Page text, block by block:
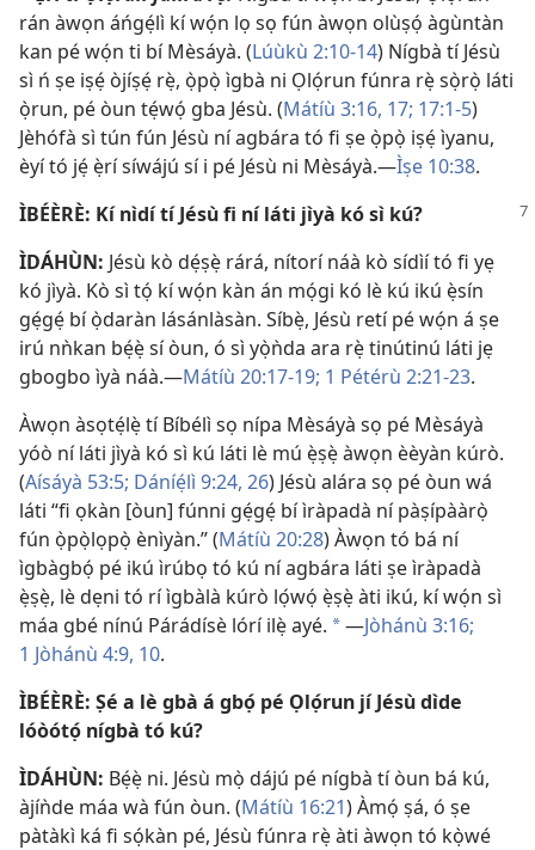
rán àwọn áńgẹ́lì kí wọ́n lọ sọ fún àwọn olùṣọ́ àgùntàn
kan pé wọ́n ti bí Mèsáyà. (Lúùkù 2:10-14) Nígbà tí Jésù
sì ń ṣe iṣẹ́ òjíṣẹ́ rẹ̀, ọ̀pọ̀ ìgbà ni Ọlọ́run fúnra rẹ̀ sọ̀rọ̀ láti
ọ̀run, pé òun tẹ́wọ́ gba Jésù. (Mátíù 3:16, 17; 17:1-5)
Jèhófà sì tún fún Jésù ní agbára tó fi ṣe ọ̀pọ̀ iṣẹ́ ìyanu,
èyí tó jẹ́ ẹ̀rí síwájú sí i pé Jésù ni Mèsáyà.—Ìṣe 10:38.
ÌBÉÈRÈ: Kí nìdí tí Jésù fi ní láti jìyà kó sì kú?
ÌDÁHÙN: Jésù kò dẹ́ṣẹ̀ rárá, nítorí náà kò sídìí tó fi yẹ
kó jìyà. Kò sì tọ́ kí wọ́n kàn án mọ́gi kó lè kú ikú ẹ̀sín
gẹ́gẹ́ bí ọ̀daràn lásánlàsàn. Síbẹ̀, Jésù retí pé wọ́n á ṣe
irú nǹkan bẹ́ẹ̀ sí òun, ó sì yọ̀ǹda ara rẹ̀ tinútinú láti jẹ
gbogbo ìyà náà.—Mátíù 20:17-19; 1 Pétérù 2:21-23.
Àwọn àsọtẹ́lẹ̀ tí Bíbélì sọ nípa Mèsáyà sọ pé Mèsáyà
yóò ní láti jìyà kó sì kú láti lè mú ẹ̀ṣẹ̀ àwọn èèyàn kúrò.
(Aísáyà 53:5; Dáníẹ́lì 9:24, 26) Jésù alára sọ pé òun wá
láti “fi ọkàn [òun] fúnni gẹ́gẹ́ bí ìràpadà ní pàṣípààrọ̀
fún ọ̀pọ̀lọpọ̀ ènìyàn.” (Mátíù 20:28) Àwọn tó bá ní
ìgbàgbọ́ pé ikú ìrúbọ tó kú ní agbára láti ṣe ìràpadà
ẹ̀ṣẹ̀, lè dẹni tó rí ìgbàlà kúrò lọ́wọ́ ẹ̀ṣẹ̀ àti ikú, kí wọ́n sì
máa gbé nínú Párádísè lórí ilẹ̀ ayé. *—Jòhánù 3:16;
1 Jòhánù 4:9, 10.
ÌBÉÈRÈ: Ṣé a lè gbà á gbọ́ pé Ọlọ́run jí Jésù dìde
lóòótọ́ nígbà tó kú?
ÌDÁHÙN: Bẹ́ẹ̀ ni. Jésù mọ̀ dájú pé nígbà tí òun bá kú,
àjíǹde máa wà fún òun. (Mátíù 16:21) Àmọ́ ṣá, ó ṣe
pàtàkì ká fi sọ́kàn pé, Jésù fúnra rẹ̀ àti àwọn tó kọ̀wé